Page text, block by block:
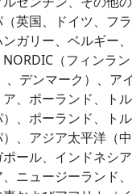
英国、ドイツ、フ
ガリー、ベルギー
（フィンラ
、デンマーク）、ア
、ポーランド、ト
、ポーランド、ト
、アジア太平洋（
ール、インドネシア
ニュージーランド